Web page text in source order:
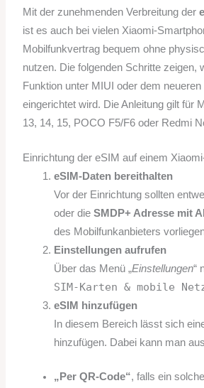
Mit der zunehmenden Verbreitung der
ist es auch bei vielen Xiaomi-
Mobilfunkvertrag bequem ohne
nutzen. Die folgenden Schritte zeigen,
Funktion unter MIUI oder dem neueren
eingerichtet wird. Die Anleitung gilt für
13, 14, 15, POCO F5/F6 oder Redmi
Einrichtung der eSIM auf einem
eSIM-Daten bereithalten
Vor der Einrichtung sollten
oder die SMDP+ Adresse mit
des Mobilfunkanbieters
Einstellungen aufrufen
Über das Menü „Einstellungen“
SIM-Karten & mobile
eSIM hinzufügen
In diesem Bereich lässt sich
hinzufügen. Dabei kann man
„Per QR-Code“, falls ein